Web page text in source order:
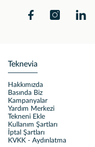
Teknevia
Hakkımızda
Basında Biz
Kampanyalar
Yardım Merkezi
Tekneni Ekle
Kullanım Şartları
İptal Şartları
KVKK - Aydınlatma